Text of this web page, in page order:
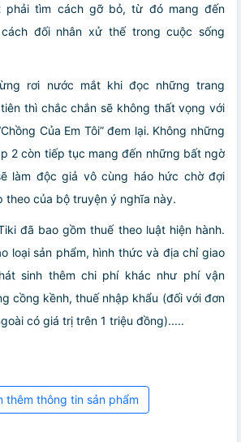
phải tìm cách gỡ bỏ, từ đó mang đến
đối nhân xử thế trong cuộc sống
rơi nước mắt khi đọc những trang
thì chắc chắn sẽ không thất vọng với
Của Em Tôi” đem lại. Không những
2 còn tiếp tục mang đến những bất ngờ
làm độc giả vô cùng háo hức chờ đợi
theo của bộ truyện ý nghĩa này.
đã bao gồm thuế theo luật hiện hành.
loại sản phẩm, hình thức và địa chỉ giao
sinh thêm chi phí khác như phí vận
cồng kềnh, thuế nhập khẩu (đối với đơn
có giá trị trên 1 triệu đồng).....
thêm thông tin sản phẩm